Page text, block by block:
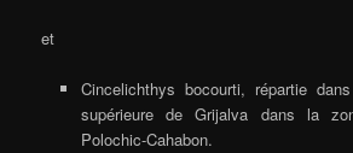
et
Cincelichthys bocourti, répartie
supérieure de Grijalva dans la
Polochic-Cahabon.